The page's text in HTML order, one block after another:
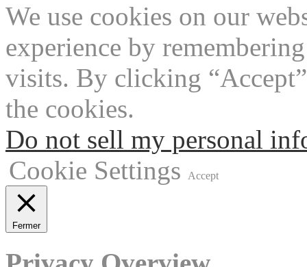
We use cookies on our
experience by
visits. By clicking
the cookies.
Do not sell my personal
Cookie Settings
Accept
Fermer